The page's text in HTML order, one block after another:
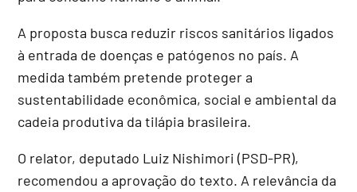
A proposta busca reduzir riscos sanitários ligados
à entrada de doenças e patógenos no país. A
medida também pretende proteger a
sustentabilidade econômica, social e ambiental da
cadeia produtiva da tilápia brasileira.
O relator, deputado Luiz Nishimori (PSD-PR),
recomendou a aprovação do texto. A relevância da